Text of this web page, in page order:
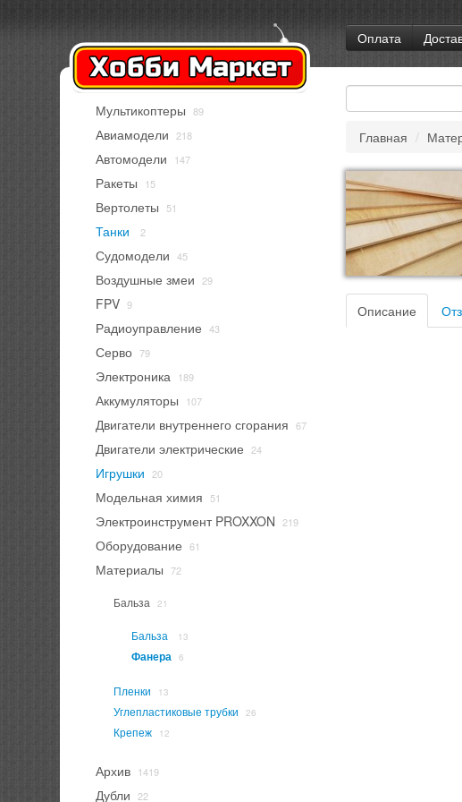
Оплата
Мультикоптеры 89
Авиамодели 218
Автомодели 147
Ракеты 15
Вертолеты 51
Танки 2
Судомодели 45
Воздушные змеи 29
FPV 9
Радиоуправление 43
Серво 79
Электроника 189
Аккумуляторы 107
Двигатели внутреннего сгорания 67
Двигатели электрические 24
Игрушки 20
Модельная химия 51
Электроинструмент PROXXON 219
Оборудование 61
Материалы 72
Бальза 21
Бальза 13
Фанера 6
Пленки 13
Углепластиковые трубки 26
Крепеж 12
Архив 1419
Дубли 22
Главная /
Описание